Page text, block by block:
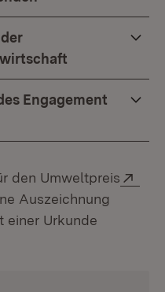
Engagement
den Umweltpreis
Auszeich­nung
einer Urkunde